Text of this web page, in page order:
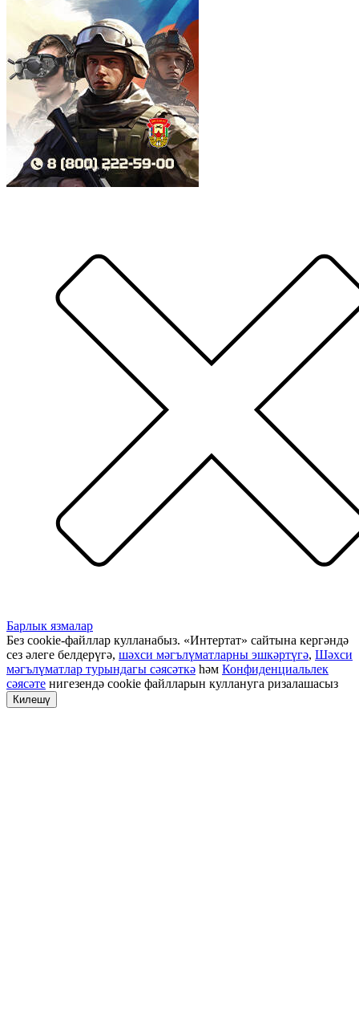
Барлык язмалар
Без cookie-файллар кулланабыз. «Интертат» сайтына кергәндә
сез әлеге белдерүгә, шәхси мәгълүматларны эшкәртүгә, Шәхси
мәгълүматлар турындагы сәясәткә һәм Конфиденциальлек
сәясәте нигезендә cookie файлларын куллануга ризалашасыз
Килешү